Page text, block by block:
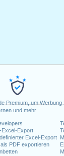
Premium, um Werbung
und mehr
Excel-Export
Excel-Export
PDF exportieren